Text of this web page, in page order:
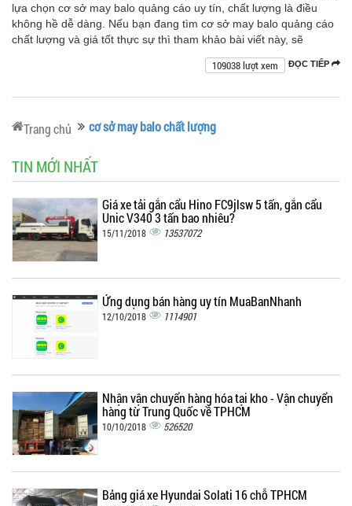
lựa chọn cơ sở may balo quảng cáo uy tín, chất lượng là điều
không hề dễ dàng. Nếu bạn đang tìm cơ sở may balo quảng cáo
chất lượng và giá tốt thực sự thì tham khảo bài viết này, sẽ
ĐỌC TIẾP
109038 lượt xem
Trang chủ cơ sở may balo chất lượng
TIN MỚI NHẤT
Giá xe tải gắn cẩu Hino FC9jlsw 5 tấn, gắn cẩu
Unic V340 3 tấn bao nhiêu?
15/11/2018 13537072
Ứng dụng bán hàng uy tín MuaBanNhanh
12/10/2018 1114901
Nhận vận chuyển hàng hóa tại kho - Vận chuyển
hàng từ Trung Quốc về TPHCM
10/10/2018 526520
Bảng giá xe Hyundai Solati 16 chỗ TPHCM